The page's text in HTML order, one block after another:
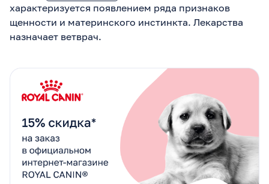
характеризуется появлением ряда признаков
щенности и материнского инстинкта. Лекарства
назначает ветврач.